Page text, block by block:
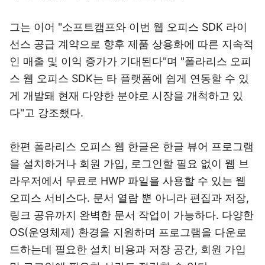
그는 이어 "소프트캠프와 이번 웹 오피스 SDK 라이
선스 공급 계약으로 향후 제품 상용화에 따른 지속적
인 매출 및 이익 증가가 기대된다"며 "폴라리스 오피
스 웹 오피스 SDK는 타 플랫폼에 쉽게 연동할 수 있
게 개발돼 현재 다양한 분야로 시장을 개척하고 있
다"고 강조했다.
한편 폴라리스 오피스 웹 한글은 한글 뷰어 프로그램
을 설치하거나 회원 가입, 로그인할 필요 없이 웹 브
라우저에서 무료로 HWP 파일을 사용할 수 있는 웹
오피스 서비스다. 문서 열람 뿐 아니라 편집과 저장,
링크 공유까지 완벽한 문서 작업이 가능하다. 다양한
OS(운영체제) 환경을 지원하며 프로그램을 다운로
드하는데 필요한 설치 비용과 저장 공간, 회원 가입